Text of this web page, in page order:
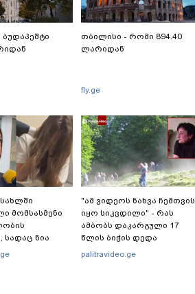
თბილისი - რომი 894.40
ლარიდან
fly.ge
მომსასმენი
სადაც ნია
ესაუბრება?
"ამ ვიდეოს ნახვა ჩემთვის
იყო სიკვდილი" - რას
ამბობს დაკარგული 17
წლის ბიჭის დედა
ვიდეოკადრებზე, სადაც
palitravideo.ge